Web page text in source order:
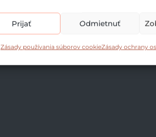
Prijať Odmietnuť
Zásady používania súborov cookieZásady ochrany
Prečo v lete spíme horšie
rolu v tom môže zohrať
23 júl o 20:49